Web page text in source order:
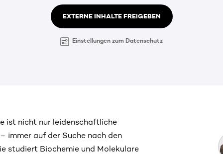
EXTERNE INHALTE FREIGEBEN
Einstellungen zum Datenschutz
ist nicht nur leidenschaftliche
immer auf der Suche nach den
studiert Biochemie und Molekulare